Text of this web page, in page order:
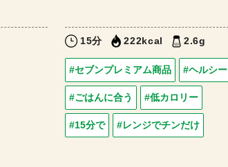
15分 222kcal 2.6g
#セブンプレミアム商品 #ヘルシー
#ごはんに合う #低カロリー
#15分で #レンジでチンだけ